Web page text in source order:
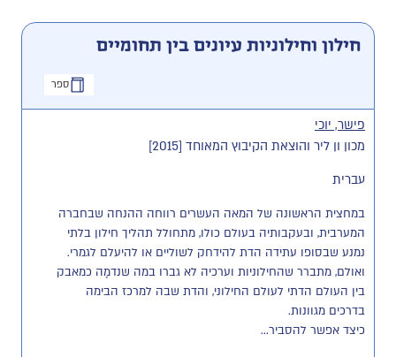
חילון וחילוניות עיונים בין תחומיים
ספר
פישר, יוכי
מכון ון ליר והוצאת הקיבוץ המאוחד [2015]
עברית
נמנע שבסופו עתידה הדת להידחק לשוליים או להיעלם לגמרי.
בדרכים מגוונות.
כיצד אפשר להסביר...